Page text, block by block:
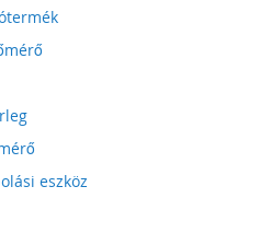
eszköz